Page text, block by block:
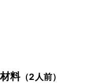
材料（2人前）